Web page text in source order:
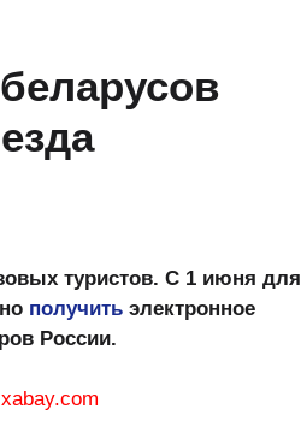
туристов. С 1 июня для
получить электронное
России.